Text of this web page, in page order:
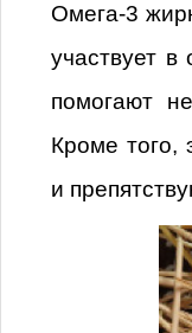
Омега-3
участвует
помогают
Кроме того,
и